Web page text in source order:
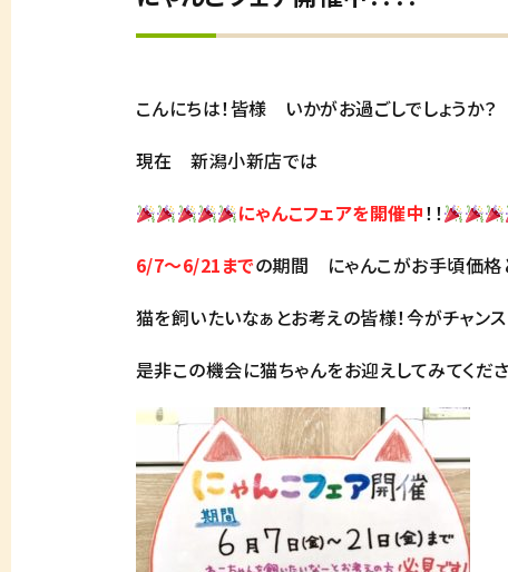
こんにちは！皆様 いかがお過ごしでしょうか？
現在 新潟小新店では
にゃんこフェアを開催中！！
6/7～6/21までの期間 にゃんこがお手頃価格
猫を飼いたいなぁとお考えの皆様！今がチャンス
是非この機会に猫ちゃんをお迎えしてみてくださ